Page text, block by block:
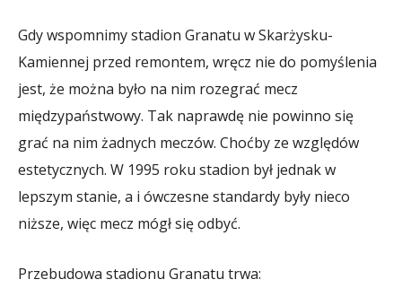
Gdy wspomnimy stadion Granatu w Skarżysku-
Kamiennej przed remontem, wręcz nie do pomyślenia
jest, że można było na nim rozegrać mecz
międzypaństwowy. Tak naprawdę nie powinno się
grać na nim żadnych meczów. Choćby ze względów
estetycznych. W 1995 roku stadion był jednak w
lepszym stanie, a i ówczesne standardy były nieco
niższe, więc mecz mógł się odbyć.
Przebudowa stadionu Granatu trwa: